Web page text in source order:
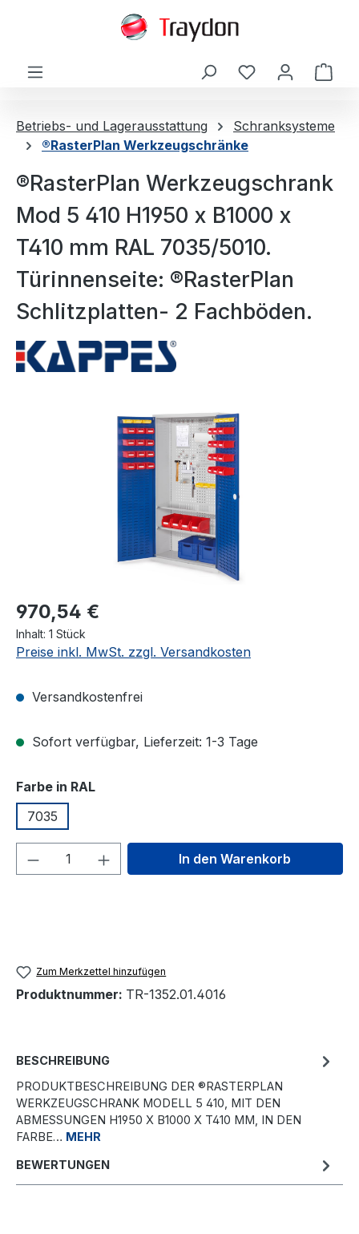
Betriebs- und Lagerausstattung
Schranksysteme
®RasterPlan Werkzeugschränke
®RasterPlan Werkzeugschrank
Mod 5 410 H1950 x B1000 x
T410 mm RAL 7035/5010.
Türinnenseite: ®RasterPlan
Schlitzplatten- 2 Fachböden.
Bildergalerie überspringen
970,54 €
Inhalt: 1 Stück
Preise inkl. MwSt. zzgl. Versandkosten
Versandkostenfrei
Sofort verfügbar, Lieferzeit: 1-3 Tage
Farbe in RALauswählen
7035
Produkt Anzahl: Gib denIn den Warenkorb
Zum Merkzettel hinzufügen
Produktnummer: TR-1352.01.4016
BESCHREIBUNG
PRODUKTBESCHREIBUNG DER ®RASTERPLAN
WERKZEUGSCHRANK MODELL 5 410, MIT DEN
ABMESSUNGEN H1950 X B1000 X T410 MM, IN DEN
FARBE… MEHR
BEWERTUNGEN